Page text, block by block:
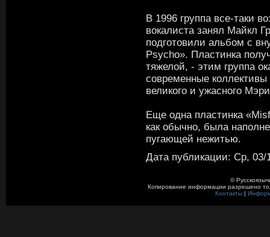
В 1996 группа все-таки
вокалиста занял Майкл
подготовили альбом с
Psycho». Пластинка
тяжелой, - этим группа
современные
великого и ужасного
Еще одна пластинка
как обычно, была
пугающей нежитью.
Дата публикации: Ср, 03/
©
Копирование информации разрешено
Контакты|